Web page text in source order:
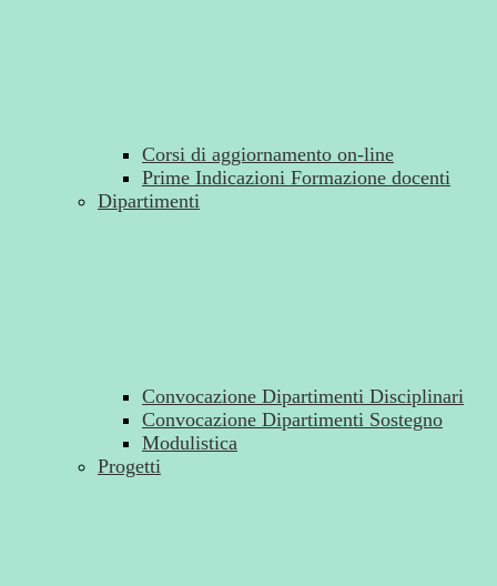
Corsi di aggiornamento on-line
Prime Indicazioni Formazione docenti
Dipartimenti
Convocazione Dipartimenti Disciplinari
Convocazione Dipartimenti Sostegno
Modulistica
Progetti